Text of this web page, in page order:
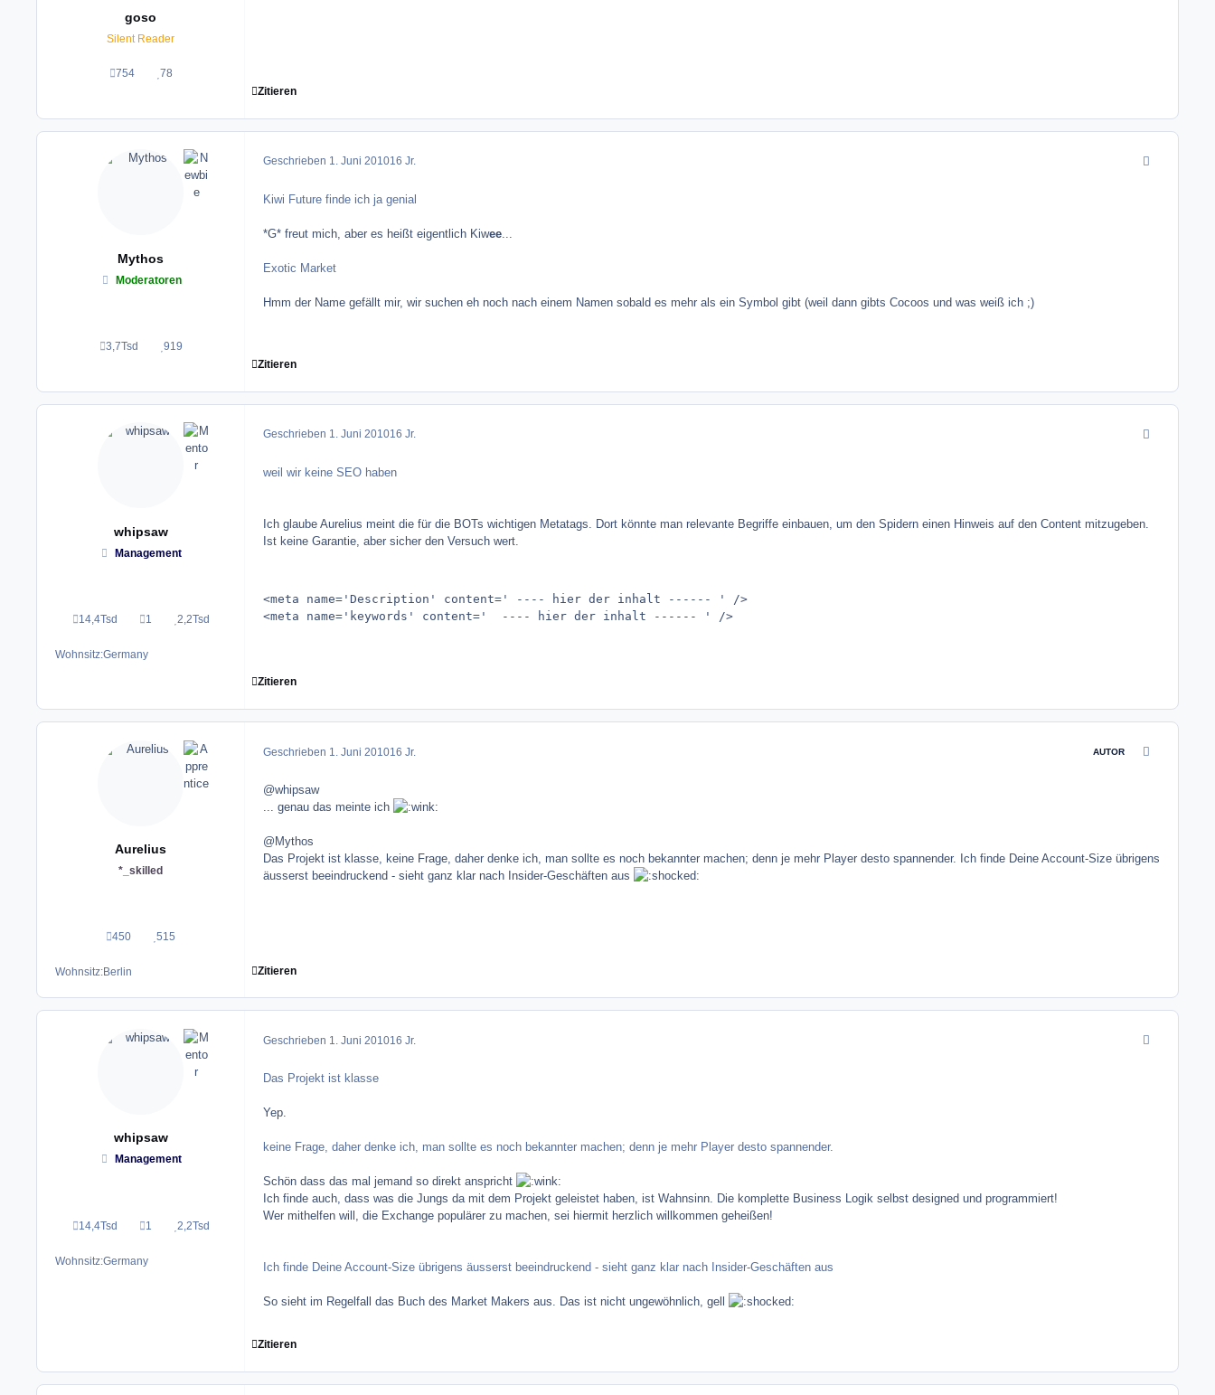
goso
Silent Reader
754
Beiträge78
Reputation
Zitieren
Mythos
Moderatoren
3,7Tsd
Beiträge 919Reputation
Geschrieben 1. Juni 201016 Jr.
Kiwi Future finde ich ja genial
*G* freut mich, aber es heißt eigentlich Kiwee...
Exotic Market
Hmm der Name gefällt mir, wir suchen eh noch nach einem Namen sobald es mehr als ein Symbol gibt (weil dann gibts Cocoos und was weiß ich ;)
Zitieren
whipsaw
Management
14,4Tsd
Beiträge 1
Lösungen2,2Tsd
Reputation
Wohnsitz:Germany
Geschrieben 1. Juni 201016 Jr.
weil wir keine SEO haben
Ich glaube Aurelius meint die für die BOTs wichtigen Metatags. Dort könnte man relevante Begriffe einbauen, um den Spidern einen Hinweis auf den Content mitzugeben.
Ist keine Garantie, aber sicher den Versuch wert.
<meta name='Description' content=' ---- hier der inhalt ------ ' />
<meta name='keywords' content='  ---- hier der inhalt ------ ' />
Zitieren
Aurelius
*_skilled
450
Beiträge515Reputation
Wohnsitz:Berlin
Geschrieben 1. Juni 201016 Jr. AUTOR
@whipsaw
... genau das meinte ich
@Mythos
Das Projekt ist klasse, keine Frage, daher denke ich, man sollte es noch bekannter machen; denn je mehr Player desto spannender. Ich finde Deine Account-Size übrigens
äusserst beeindruckend - sieht ganz klar nach Insider-Geschäften aus
Zitieren
whipsaw
Management
14,4Tsd
Beiträge 1
Lösungen2,2Tsd
Reputation
Wohnsitz:Germany
Geschrieben 1. Juni 201016 Jr.
Das Projekt ist klasse
Yep.
keine Frage, daher denke ich, man sollte es noch bekannter machen; denn je mehr Player desto spannender.
Schön dass das mal jemand so direkt anspricht
Ich finde auch, dass was die Jungs da mit dem Projekt geleistet haben, ist Wahnsinn. Die komplette Business Logik selbst designed und programmiert!
Wer mithelfen will, die Exchange populärer zu machen, sei hiermit herzlich willkommen geheißen!
Ich finde Deine Account-Size übrigens äusserst beeindruckend - sieht ganz klar nach Insider-Geschäften aus
So sieht im Regelfall das Buch des Market Makers aus. Das ist nicht ungewöhnlich, gell
Zitieren